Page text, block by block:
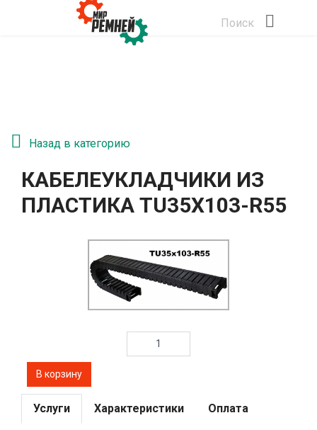
Поиск
Назад в категорию
КАБЕЛЕУКЛАДЧИКИ ИЗ
ПЛАСТИКА TU35X103-R55
Услуги Характеристики Оплата